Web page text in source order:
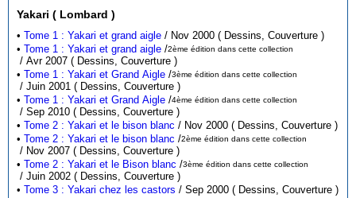
Yakari ( Lombard )
•Tome 1 : Yakari et grand aigle
/ Nov 2000 ( Dessins, Couverture )
•Tome 1 : Yakari et grand aigle /2ème édition dans cette collection
/ Avr 2007 ( Dessins, Couverture )
•Tome 1 : Yakari et Grand Aigle /3ème édition dans cette collection
/ Juin 2001 ( Dessins, Couverture )
•Tome 1 : Yakari et Grand Aigle /4ème édition dans cette collection
/ Sep 2010 ( Dessins, Couverture )
•Tome 2 : Yakari et le bison blanc
/ Nov 2000 ( Dessins, Couverture )
•Tome 2 : Yakari et le bison blanc /2ème édition dans cette collection
/ Nov 2007 ( Dessins, Couverture )
•Tome 2 : Yakari et le Bison blanc /3ème édition dans cette collection
/ Juin 2002 ( Dessins, Couverture )
•Tome 3 : Yakari chez les castors
/ Sep 2000 ( Dessins, Couverture )